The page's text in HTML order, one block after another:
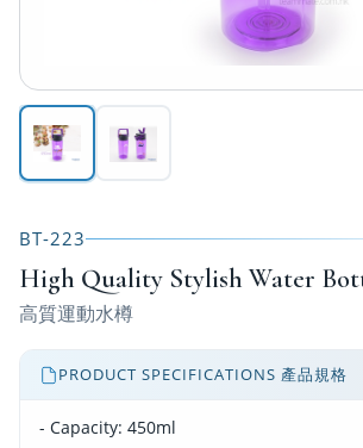
BT-223
High Quality Stylish Water
高質運動水樽
PRODUCT SPECIFICATIONS 產品規格
- Capacity: 450ml